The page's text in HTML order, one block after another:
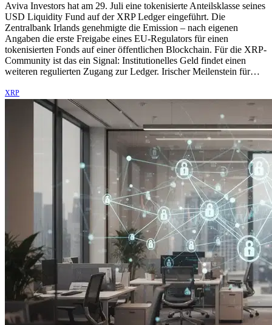
Aviva Investors hat am 29. Juli eine tokenisierte Anteilsklasse seines
USD Liquidity Fund auf der XRP Ledger eingeführt. Die
Zentralbank Irlands genehmigte die Emission – nach eigenen
Angaben die erste Freigabe eines EU-Regulators für einen
tokenisierten Fonds auf einer öffentlichen Blockchain. Für die XRP-
Community ist das ein Signal: Institutionelles Geld findet einen
weiteren regulierten Zugang zur Ledger. Irischer Meilenstein für…
XRP